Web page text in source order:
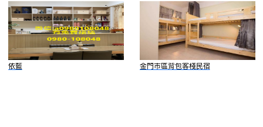
依藍 金門市區背包客棧民宿